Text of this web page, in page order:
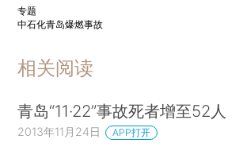
专题
中石化青岛爆燃事故
相关阅读
青岛“11·22”事故死者增至52人
2013年11月24日 APP打开